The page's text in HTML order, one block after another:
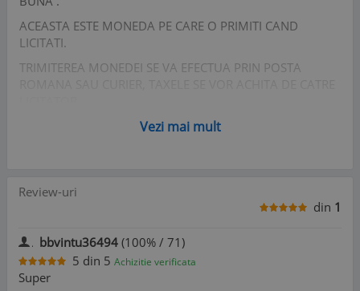
ACEASTA ESTE MONEDA PE CARE O PRIMITI CAND
LICITATI.
TRIMITEREA MONEDEI SE VA EFECTUA PRIN POSTA
VA OFER SERIOZITATE MAXIMA SI DORESC ACELASI
Vezi mai mult
Review-uri
din 1
bbvintu36494 (100% / 71)
5 din 5 Achizitie verificata
Super